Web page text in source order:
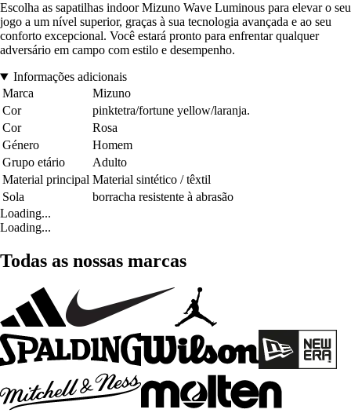
Escolha as sapatilhas indoor Mizuno Wave Luminous para elevar o seu
jogo a um nível superior, graças à sua tecnologia avançada e ao seu
conforto excepcional. Você estará pronto para enfrentar qualquer
adversário em campo com estilo e desempenho.
Informações adicionais
Marca
Mizuno
Cor
pinktetra/fortune yellow/laranja.
Cor
Rosa
Género
Homem
Grupo etário
Adulto
Material principal Material sintético / têxtil
Sola
borracha resistente à abrasão
Loading...
Loading...
Todas as nossas marcas